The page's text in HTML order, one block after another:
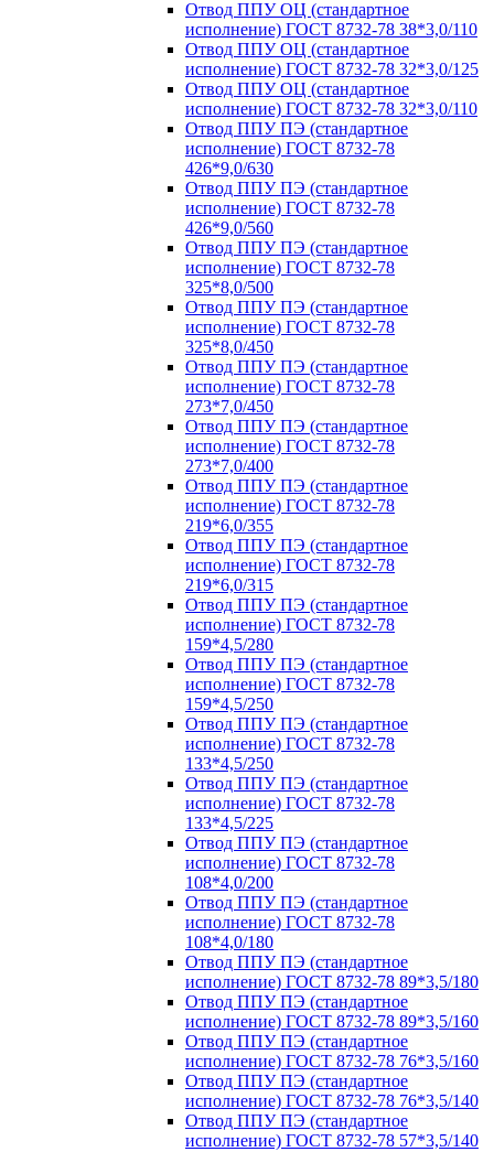
Отвод ППУ ОЦ (стандартное
исполнение) ГОСТ 8732-78 38*3,0/110
Отвод ППУ ОЦ (стандартное
исполнение) ГОСТ 8732-78 32*3,0/125
Отвод ППУ ОЦ (стандартное
исполнение) ГОСТ 8732-78 32*3,0/110
Отвод ППУ ПЭ (стандартное
исполнение) ГОСТ 8732-78
426*9,0/630
Отвод ППУ ПЭ (стандартное
исполнение) ГОСТ 8732-78
426*9,0/560
Отвод ППУ ПЭ (стандартное
исполнение) ГОСТ 8732-78
325*8,0/500
Отвод ППУ ПЭ (стандартное
исполнение) ГОСТ 8732-78
325*8,0/450
Отвод ППУ ПЭ (стандартное
исполнение) ГОСТ 8732-78
273*7,0/450
Отвод ППУ ПЭ (стандартное
исполнение) ГОСТ 8732-78
273*7,0/400
Отвод ППУ ПЭ (стандартное
исполнение) ГОСТ 8732-78
219*6,0/355
Отвод ППУ ПЭ (стандартное
исполнение) ГОСТ 8732-78
219*6,0/315
Отвод ППУ ПЭ (стандартное
исполнение) ГОСТ 8732-78
159*4,5/280
Отвод ППУ ПЭ (стандартное
исполнение) ГОСТ 8732-78
159*4,5/250
Отвод ППУ ПЭ (стандартное
исполнение) ГОСТ 8732-78
133*4,5/250
Отвод ППУ ПЭ (стандартное
исполнение) ГОСТ 8732-78
133*4,5/225
Отвод ППУ ПЭ (стандартное
исполнение) ГОСТ 8732-78
108*4,0/200
Отвод ППУ ПЭ (стандартное
исполнение) ГОСТ 8732-78
108*4,0/180
Отвод ППУ ПЭ (стандартное
исполнение) ГОСТ 8732-78 89*3,5/180
Отвод ППУ ПЭ (стандартное
исполнение) ГОСТ 8732-78 89*3,5/160
Отвод ППУ ПЭ (стандартное
исполнение) ГОСТ 8732-78 76*3,5/160
Отвод ППУ ПЭ (стандартное
исполнение) ГОСТ 8732-78 76*3,5/140
Отвод ППУ ПЭ (стандартное
исполнение) ГОСТ 8732-78 57*3,5/140